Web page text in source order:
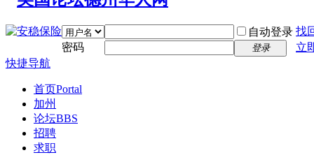
自动登录 找
密码
登录
立
快捷导航
首页Portal
加州
论坛BBS
招聘
求职